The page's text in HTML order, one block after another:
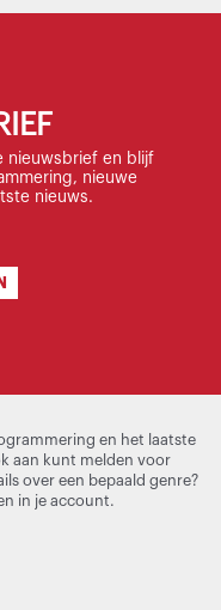
nieuwsbrief en blijf
nieuwe
nieuws.
en het laatste
aan kunt melden voor
over een bepaald genre?
in je account.